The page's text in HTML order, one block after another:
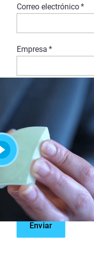
Correo electrónico*
Empresa *
Sub-sector
País*